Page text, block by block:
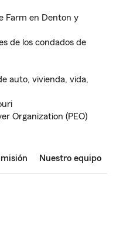
Farm en Denton y
de los condados de
auto, vivienda, vida,
Organization (PEO)
Nuestro equipo